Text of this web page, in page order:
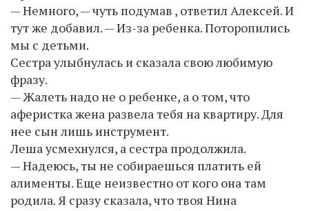
— Немного, — чуть подумав , ответил Алексей. И
тут же добавил. — Из-за ребенка. Поторопились
мы с детьми.
Сестра улыбнулась и сказала свою любимую
фразу.
— Жалеть надо не о ребенке, а о том, что
аферистка жена развела тебя на квартиру. Для
нее сын лишь инструмент.
Леша усмехнулся, а сестра продолжила.
— Надеюсь, ты не собираешься платить ей
алименты. Еще неизвестно от кого она там
родила. Я сразу сказала, что твоя Нина